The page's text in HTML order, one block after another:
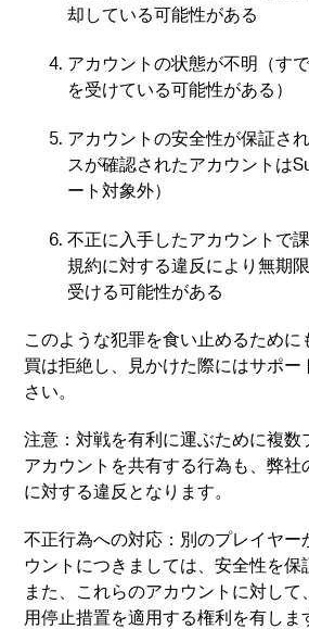
却している可能性がある
アカウントの状態が不明（す
を受けている可能性がある）
アカウントの安全性が保証さ
スが確認されたアカウントは
ート対象外）
不正に入手したアカウントで
規約に対する違反により無期
受ける可能性がある
このような犯罪を食い止めるために
買は拒絶し、見かけた際にはサポ
さい。
注意：対戦を有利に運ぶために複数
アカウントを共有する行為も、弊社
に対する違反となります。
不正行為への対応：別のプレイヤー
ウントにつきましては、安全性を保
また、これらのアカウントに対し
用停止措置を適用する権利を有しま